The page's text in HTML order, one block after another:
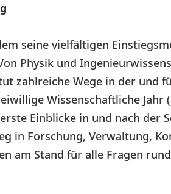
seine vielfältigen
Physik und
zahlreiche Wege in der und
Wissenschaftliche Jahr
Einblicke in und nach der
in Forschung, Verwaltung,
am Stand für alle Fragen